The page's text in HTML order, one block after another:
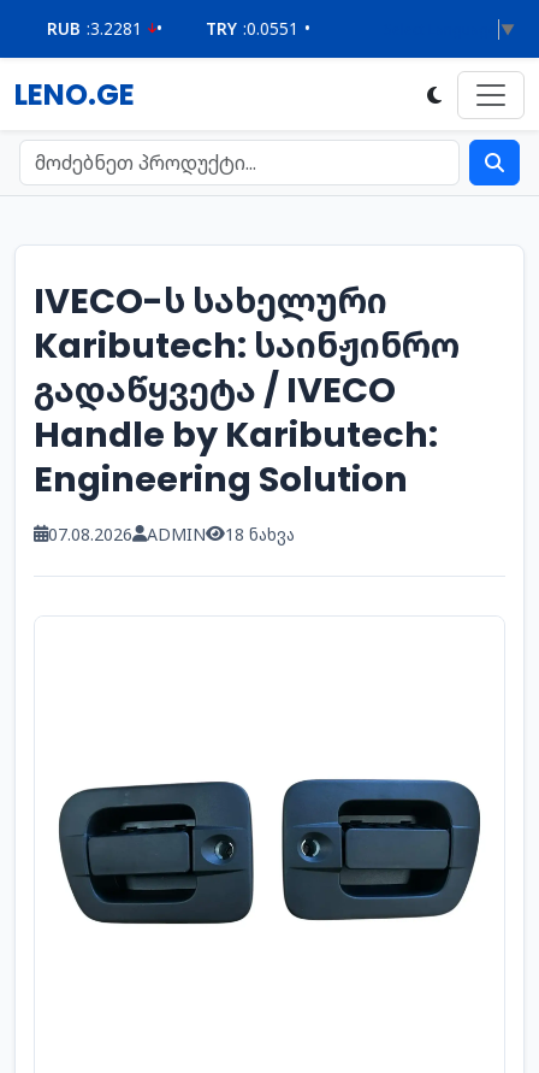
RUB :3.2281 • TRY :0.0551 • ▼
LENO.GE
IVECO-ს სახელური
Kaributech: საინჟინრო
გადაწყვეტა / IVECO
Handle by Kaributech:
Engineering Solution
07.08.2026 ADMIN 18 ნახვა